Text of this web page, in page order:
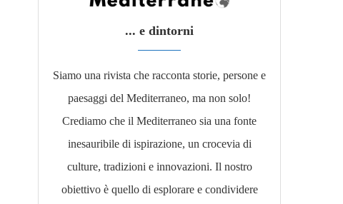
... e dintorni
Siamo una rivista che racconta storie, persone e
paesaggi del Mediterraneo, ma non solo!
Crediamo che il Mediterraneo sia una fonte
inesauribile di ispirazione, un crocevia di
culture, tradizioni e innovazioni. Il nostro
obiettivo è quello di esplorare e condividere